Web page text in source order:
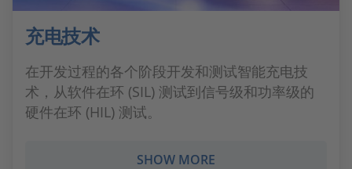
充电技术
在开发过程的各个阶段开发和测试智能充电技
术，从软件在环 (SIL) 测试到信号级和功率级的
硬件在环 (HIL) 测试。
SHOW MORE